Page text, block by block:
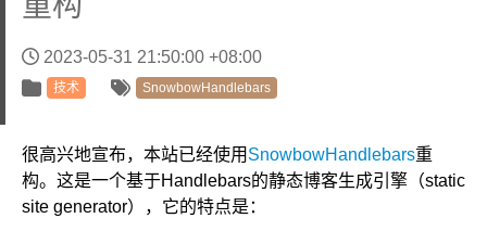
2023-05-31 21:50:00 +08:00
技术 SnowbowHandlebars
很高兴地宣布，本站已经使用 SnowbowHandlebars重
构。这是一个基于Handlebars的静态博客生成引擎（static
site generator），它的特点是：